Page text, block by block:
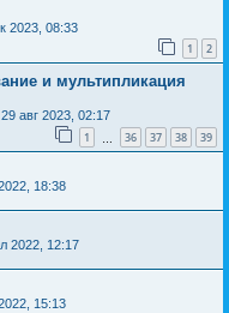
2023, 08:33
1 2
и мультипликация
29 авг 2023, 02:17
1 36 37 38 39
18:38
2022, 12:17
15:13